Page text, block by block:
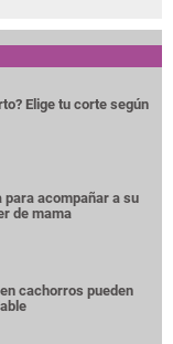
Elige tu corte según
para acompañar a su
de mama
cachorros pueden